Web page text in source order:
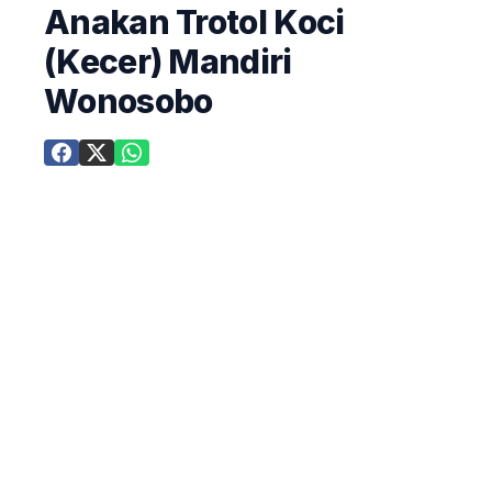
Anakan Trotol Koci
(Kecer) Mandiri
Wonosobo